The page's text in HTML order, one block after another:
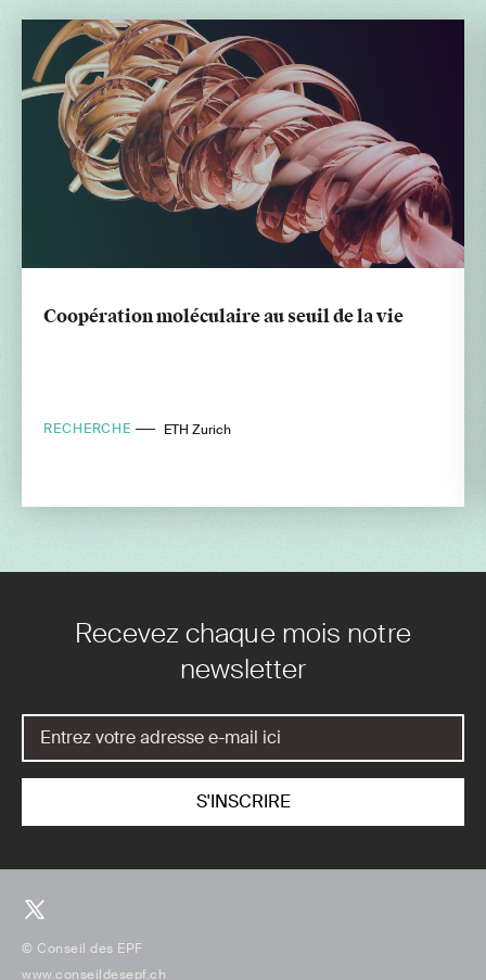
Coopération moléculaire au seuil de la vie
RECHERCHE ETH Zurich
Recevez chaque mois notre
newsletter
© Conseil des EPF
www.conseildesepf.ch